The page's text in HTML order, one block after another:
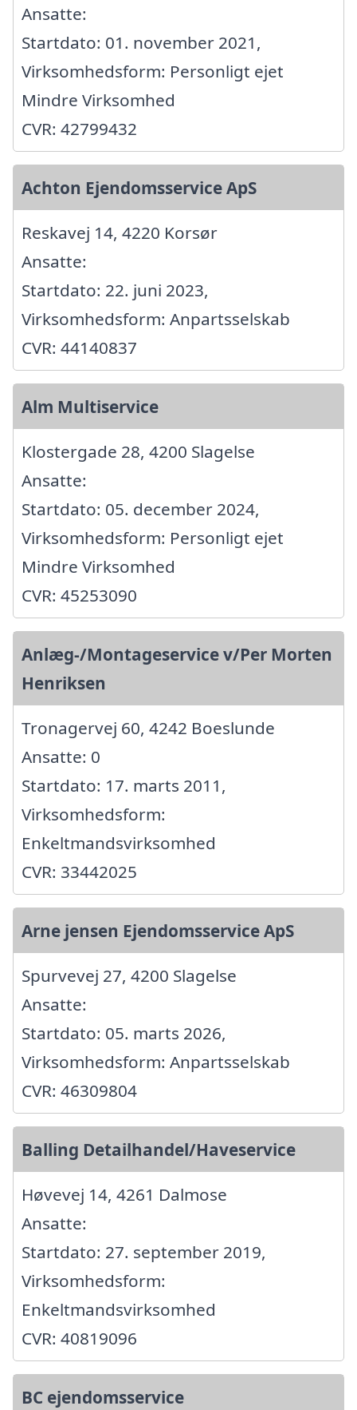
Ansatte:
Startdato: 01. november 2021,
Virksomhedsform: Personligt ejet
Mindre Virksomhed
CVR: 42799432
Achton Ejendomsservice ApS
Reskavej 14, 4220 Korsør
Ansatte:
Startdato: 22. juni 2023,
Virksomhedsform: Anpartsselskab
CVR: 44140837
Alm Multiservice
Klostergade 28, 4200 Slagelse
Ansatte:
Startdato: 05. december 2024,
Virksomhedsform: Personligt ejet
Mindre Virksomhed
CVR: 45253090
Anlæg-/Montageservice v/Per Morten
Henriksen
Tronagervej 60, 4242 Boeslunde
Ansatte: 0
Startdato: 17. marts 2011,
Virksomhedsform:
Enkeltmandsvirksomhed
CVR: 33442025
Arne jensen Ejendomsservice ApS
Spurvevej 27, 4200 Slagelse
Ansatte:
Startdato: 05. marts 2026,
Virksomhedsform: Anpartsselskab
CVR: 46309804
Balling Detailhandel/Haveservice
Høvevej 14, 4261 Dalmose
Ansatte:
Startdato: 27. september 2019,
Virksomhedsform:
Enkeltmandsvirksomhed
CVR: 40819096
BC ejendomsservice